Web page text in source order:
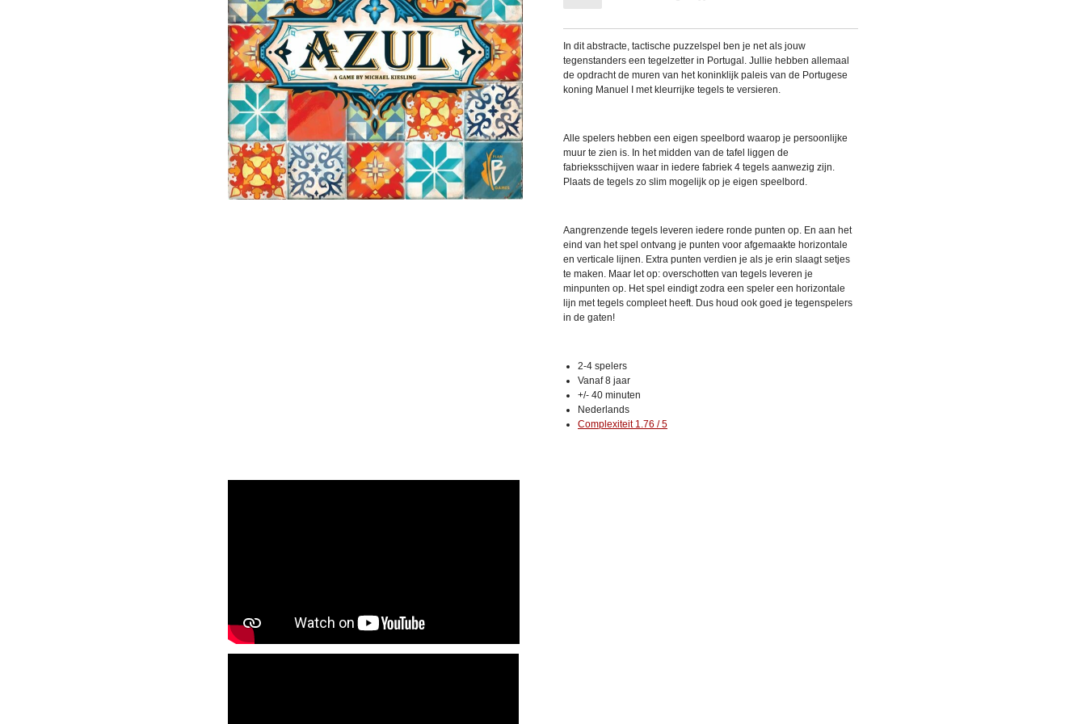
In dit abstracte, tactische puzzelspel ben je net als jouw
tegenstanders een tegelzetter in Portugal. Jullie hebben allemaal
de opdracht de muren van het koninklijk paleis van de Portugese
koning Manuel I met kleurrijke tegels te versieren.
Alle spelers hebben een eigen speelbord waarop je persoonlijke
muur te zien is. In het midden van de tafel liggen de
fabrieksschijven waar in iedere fabriek 4 tegels aanwezig zijn.
Plaats de tegels zo slim mogelijk op je eigen speelbord.
Aangrenzende tegels leveren iedere ronde punten op. En aan het
eind van het spel ontvang je punten voor afgemaakte horizontale
en verticale lijnen. Extra punten verdien je als je erin slaagt setjes
te maken. Maar let op: overschotten van tegels leveren je
minpunten op. Het spel eindigt zodra een speler een horizontale
lijn met tegels compleet heeft. Dus houd ook goed je tegenspelers
in de gaten!
2-4 spelers
Vanaf 8 jaar
+/- 40 minuten
Nederlands
Complexiteit 1.76 / 5